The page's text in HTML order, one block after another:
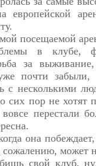
европейской
посещаемой
в клубе,
за
почти забыли,
несколькими
сих пор не хотят
перестали
она
сожалению, может
свой клуб,